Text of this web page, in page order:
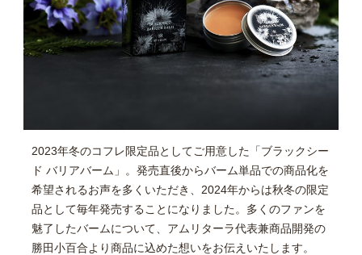
2023年冬のコフレ限定品としてご用意した「ブラックシー
ド バリアバーム」。発売直後からバーム単品での商品化を
希望されるお声を多くいただき、2024年からは秋冬の限定
品として毎年発売することになりました。多くのファンを
魅了したバームについて、アムリターラ代表兼商品開発の
勝田小百合より商品に込めた想いをお伝えいたします。